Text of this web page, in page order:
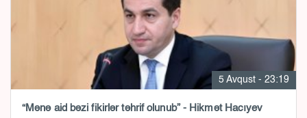
5 Avqust - 23:19
“Mənə aid bəzi fikirlər təhrif olunub” - Hikmət Hacıyev